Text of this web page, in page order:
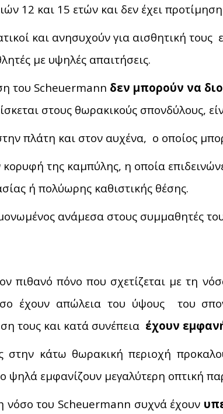
12 και 15 ετών και δεν έχει
και ανησυχούν για αισθητική
με υψηλές απαιτήσεις.
του Scheuermann δεν μπορούν να
στους θωρακικούς σπονδύλους,
πλάτη και στον αυχένα, ο οποίος
της καμπύλης, η οποία
ή πολύωρης καθιστικής θέσης.
ανάμεσα στους συμμαθητές
πιθανό πόνο που σχετίζεται με τη
έχουν απώλεια του ύψους του
τους και κατά συνέπεια έχουν
στην κάτω θωρακική περιοχή
ψηλά εμφανίζουν μεγαλύτερη οπτική
νόσο του Scheuermann συχνά έχουν